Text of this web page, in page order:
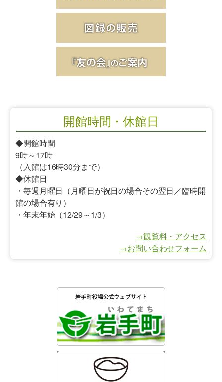
開館時間・休館日
◆開館時間
9時～17時
（入館は16時30分まで）
◆休館日
・毎週月曜日（月曜日が祝日の場合その翌日／臨時開
館の場合有り）
・年末年始（12/29～1/3）
→観覧料・アクセス
→お問い合わせフォーム